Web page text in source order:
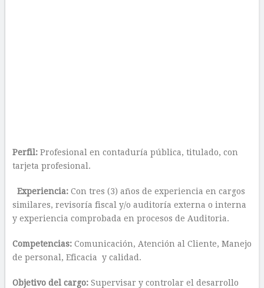
Perfil:Profesional en contaduría pública, titulado, con
tarjeta profesional.
Experiencia:Con tres (3) años de experiencia en cargos
similares, revisoría fiscal y/o auditoría externa o interna
y experiencia comprobada en procesos de Auditoria.
Competencias:Comunicación, Atención al Cliente, Manejo
de personal, Eficacia y calidad.
Objetivo del cargo: Supervisar y controlar el desarrollo